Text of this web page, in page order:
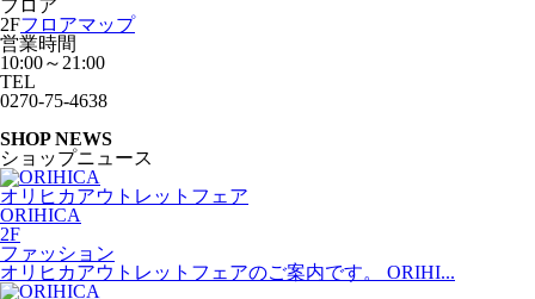
フロア
2Fフロアマップ
営業時間
10:00～21:00
TEL
0270-75-4638
SHOP NEWS
ショップニュース
オリヒカアウトレットフェア
ORIHICA
2F
ファッション
オリヒカアウトレットフェアのご案内です。 ORIHI...